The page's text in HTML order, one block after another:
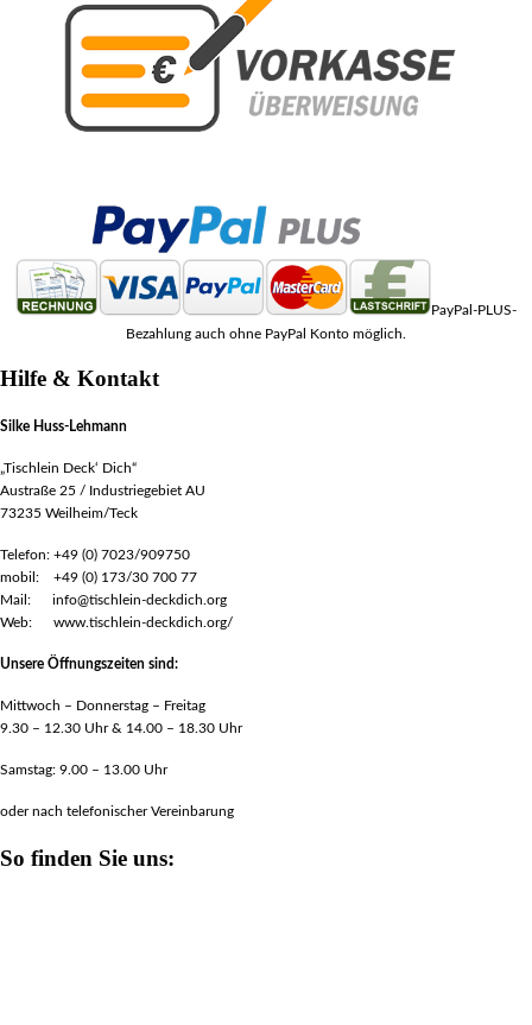
PayPal-PLUS-
Bezahlung auch ohne PayPal Konto möglich.
Hilfe & Kontakt
Silke Huss-Lehmann
„Tischlein Deck‘ Dich“
Austraße 25 / Industriegebiet AU
73235 Weilheim/Teck
Telefon: +49 (0) 7023/909750
mobil: +49 (0) 173/30 700 77
Mail: info@tischlein-deckdich.org
Web: www.tischlein-deckdich.org/
Unsere Öffnungszeiten sind:
Mittwoch – Donnerstag – Freitag
9.30 – 12.30 Uhr & 14.00 – 18.30 Uhr
Samstag: 9.00 – 13.00 Uhr
oder nach telefonischer Vereinbarung
So finden Sie uns: